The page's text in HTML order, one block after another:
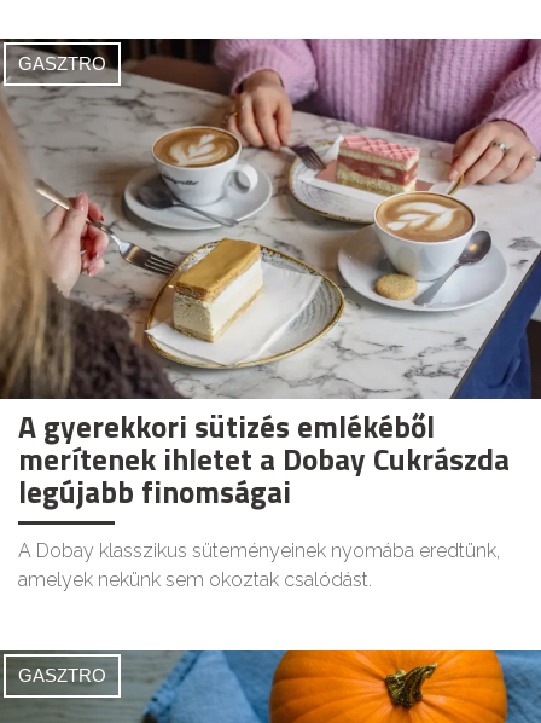
GASZTRO
A gyerekkori sütizés emlékéből
merítenek ihletet a Dobay Cukrászda
legújabb finomságai
A Dobay klasszikus süteményeinek nyomába eredtünk,
amelyek nekünk sem okoztak csalódást.
GASZTRO